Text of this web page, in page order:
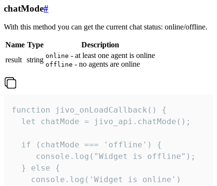
chatMode#
With this method you can get the current chat status: online/offline.
Name Type
Description
result string online - at least one agent is online
offline - no agents are online
function jivo_onLoadCallback() {
  let chatMode = jivo_api.chatMode();
  if (chatMode === 'offline') {
     console.log("Widget is offline");
  } else {
    console.log('Widget is online')